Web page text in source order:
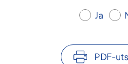
Ja
PDF-